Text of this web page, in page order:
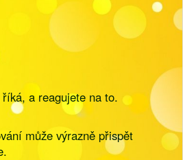
a reagujete na to.
může výrazně přispět